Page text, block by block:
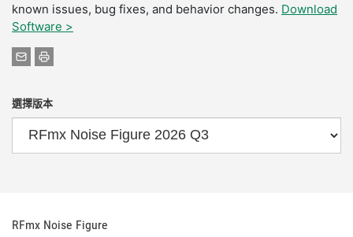
known issues, bug fixes, and behavior changes. Download
Software >
選擇版本
RFmx Noise Figure